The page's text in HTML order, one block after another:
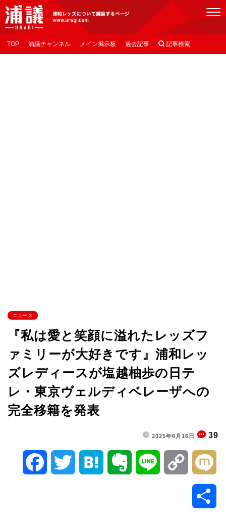
[浦議]浦和レッズについて議論するページ
TOP 浦議チャンネル メイン掲示板 過去記事  記事検索
ニュース
『私は愛と笑顔に溢れたレッズフ
ァミリーが大好きです』浦和レッ
ズレディースが塩越柚歩の日テ
レ・東京ヴェルディベレーザへの
完全移籍を発表
2025年6月16日 39
o